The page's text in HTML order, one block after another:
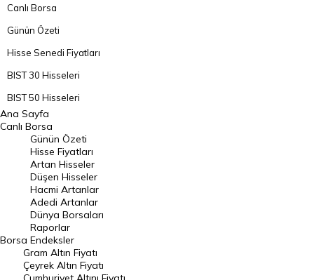
Canlı Borsa
Günün Özeti
Hisse Senedi Fiyatları
BIST 30 Hisseleri
BIST 50 Hisseleri
BIST 100 Hisseleri
En Çok Artan Hisseler
En Çok Düşen Hisseler
Hacmi Artanlar
Geçmiş Kapanışlar
Dünya Borsaları
Raporlar
Endeksler
Ana Sayfa
Canlı Borsa
Borsa
Günün Özeti
Hisse Fiyatları
Artan Hisseler
Düşen Hisseler
Hacmi Artanlar
Adedi Artanlar
Dünya Borsaları
Raporlar
Endeksler
Gram Altın Fiyatı
Çeyrek Altın Fiyatı